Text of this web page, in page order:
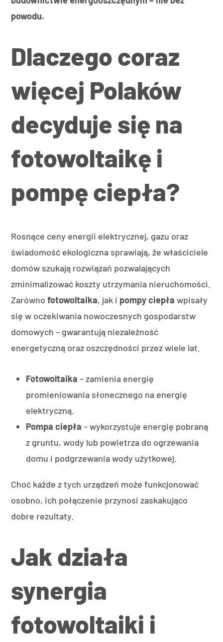
powodu.
Dlaczego coraz
więcej Polaków
decyduje się na
fotowoltaikę i
pompę ciepła?
Rosnące ceny energii elektrycznej, gazu oraz
świadomość ekologiczna sprawiają, że właściciele
domów szukają rozwiązań pozwalających
zminimalizować koszty utrzymania nieruchomości.
Zarównofotowoltaika, jak i pompy ciepła wpisały
się w oczekiwania nowoczesnych gospodarstw
domowych – gwarantują niezależność
energetyczną oraz oszczędności przez wiele lat.
Fotowoltaika – zamienia energię
promieniowania słonecznego na energię
elektryczną.
Pompa ciepła – wykorzystuje energię pobraną
z gruntu, wody lub powietrza do ogrzewania
domu i podgrzewania wody użytkowej.
Choć każde z tych urządzeń może funkcjonować
osobno, ich połączenie przynosi zaskakująco
dobre rezultaty.
Jak działa
synergia
fotowoltaiki i